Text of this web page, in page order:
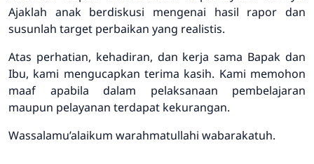
Ajaklah anak berdiskusi mengenai hasil rapor dan
susunlah target perbaikan yang realistis.
Atas perhatian, kehadiran, dan kerja sama Bapak dan
Ibu, kami mengucapkan terima kasih. Kami memohon
maaf apabila dalam pelaksanaan pembelajaran
maupun pelayanan terdapat kekurangan.
Wassalamu’alaikum warahmatullahi wabarakatuh.